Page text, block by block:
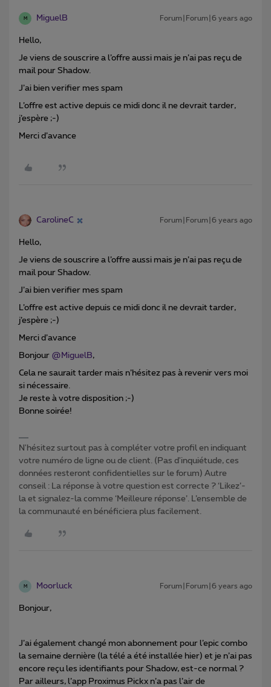
M MiguelB Forum|Forum|6 years ago
Hello,
Je viens de souscrire a l’offre aussi mais je n’ai pas reçu de
mail pour Shadow.
J’ai bien verifier mes spam
L’offre est active depuis ce midi donc il ne devrait tarder,
j’espère ;-)
Merci d’avance
CarolineC Forum|Forum|6 years ago
Hello,
Je viens de souscrire a l’offre aussi mais je n’ai pas reçu de
mail pour Shadow.
J’ai bien verifier mes spam
L’offre est active depuis ce midi donc il ne devrait tarder,
j’espère ;-)
Merci d’avance
Bonjour @MiguelB,
Cela ne saurait tarder mais n’hésitez pas à revenir vers moi
si nécessaire.
Je reste à votre disposition ;-)
Bonne soirée!
N'hésitez surtout pas à compléter votre profil en indiquant
votre numéro de ligne ou de client. (Pas d'inquiétude, ces
données resteront confidentielles sur le forum) Autre
conseil : La réponse à votre question est correcte ? ‘Likez’-
la et signalez-la comme ‘Meilleure réponse’. L’ensemble de
la communauté en bénéficiera plus facilement.
M Moorluck Forum|Forum|6 years ago
Bonjour,
J’ai également changé mon abonnement pour l’epic combo
la semaine dernière (la télé a été installée hier) et je n’ai pas
encore reçu les identifiants pour Shadow, est-ce normal ?
Par ailleurs, l’app Proximus Pickx n’a pas l’air de